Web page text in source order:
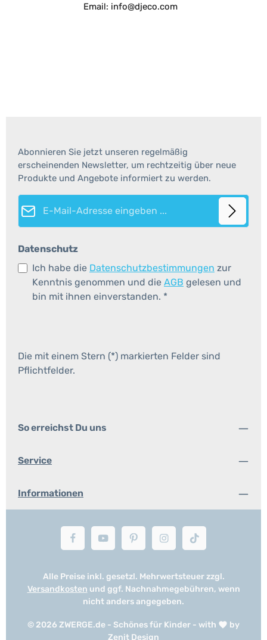
Email: info@djeco.com
Abonnieren Sie jetzt unseren regelmäßig
erscheinenden Newsletter, um rechtzeitig über neue
Produkte und Angebote informiert zu werden.
E-Mail-Adresse*
Datenschutz
Ich habe die Datenschutzbestimmungen zur
Kenntnis genommen und die AGB gelesen und
bin mit ihnen einverstanden. *
Die mit einem Stern (*) markierten Felder sind
Pflichtfelder.
So erreichst Du uns
Service
Informationen
© 2026 ZWERGE.de - Schönes für Kinder - with
by
Zenit Design
Alle Preise inkl. gesetzl. Mehrwertsteuer zzgl.
Versandkosten und ggf. Nachnahmegebühren, wenn
nicht anders angegeben.